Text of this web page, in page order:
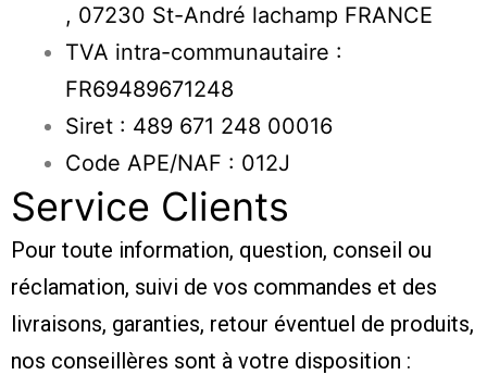
, 07230 St-André lachamp FRANCE
TVA intra-communautaire :
FR69489671248
Siret : 489 671 248 00016
Code APE/NAF : 012J
Service Clients
Pour toute information, question, conseil ou
réclamation, suivi de vos commandes et des
livraisons, garanties, retour éventuel de produits,
nos conseillères sont à votre disposition :